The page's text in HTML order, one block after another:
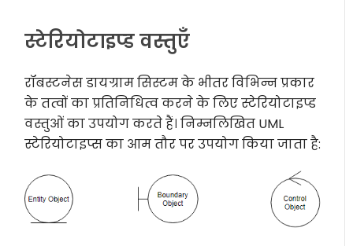
स्टेरियोटाइप्ड वस्तुएँ
रॉबस्टनेस डायग्राम सिस्टम के भीतर विभिन्न प्रकार
के तत्वों का प्रतिनिधित्व करने के लिए स्टेरियोटाइप्ड
वस्तुओं का उपयोग करते हैं। निम्नलिखित UML
स्टेरियोटाइप्स का आम तौर पर उपयोग किया जाता है: